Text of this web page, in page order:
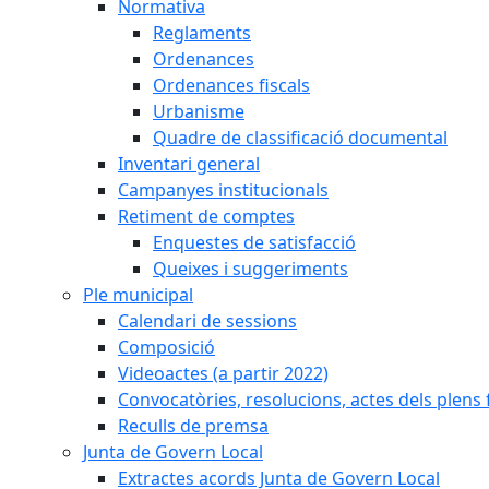
Normativa
Reglaments
Ordenances
Ordenances fiscals
Urbanisme
Quadre de classificació documental
Inventari general
Campanyes institucionals
Retiment de comptes
Enquestes de satisfacció
Queixes i suggeriments
Ple municipal
Calendari de sessions
Composició
Videoactes (a partir 2022)
Convocatòries, resolucions, actes dels plens
Reculls de premsa
Junta de Govern Local
Extractes acords Junta de Govern Local